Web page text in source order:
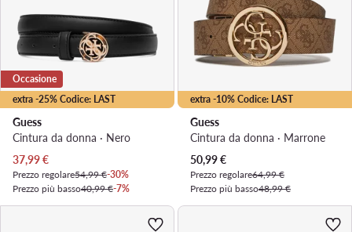
extra -25% Codice: LAST
Occasione
Guess
Cintura da donna · Nero
Prezzo attuale
37,99€
Prezzo regolare54,99 €-30%
Prezzo più basso40,99 €-7%
extra -10% Codice: LAST
Guess
Cintura da donna · Marrone
Prezzo attuale
50,99€
Prezzo regolare64,99 €
Prezzo più basso48,99 €